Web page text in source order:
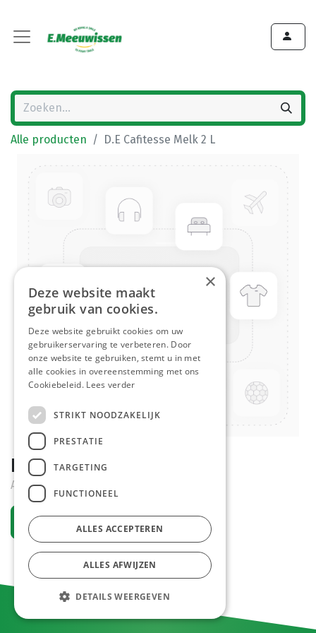
Alle producten D.E Cafitesse Melk 2 L
D.E Cafitesse Melk 2 L
Actief
Vraag een account aan
×
Deze website maakt
gebruik van cookies.
Deze website gebruikt cookies om uw
gebruikerservaring te verbeteren. Door
onze website te gebruiken, stemt u in met
alle cookies in overeenstemming met ons
Cookiebeleid. Lees verder
STRIKT NOODZAKELIJK
PRESTATIE
TARGETING
FUNCTIONEEL
ALLES ACCEPTEREN
ALLES AFWIJZEN
DETAILS WEERGEVEN